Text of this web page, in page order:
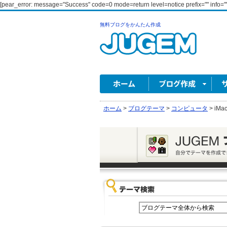
[pear_error: message="Success" code=0 mode=return level=notice prefix=""
無料ブログをかんたん作成
ホーム > ブログテーマ > コンピュータ > iMac